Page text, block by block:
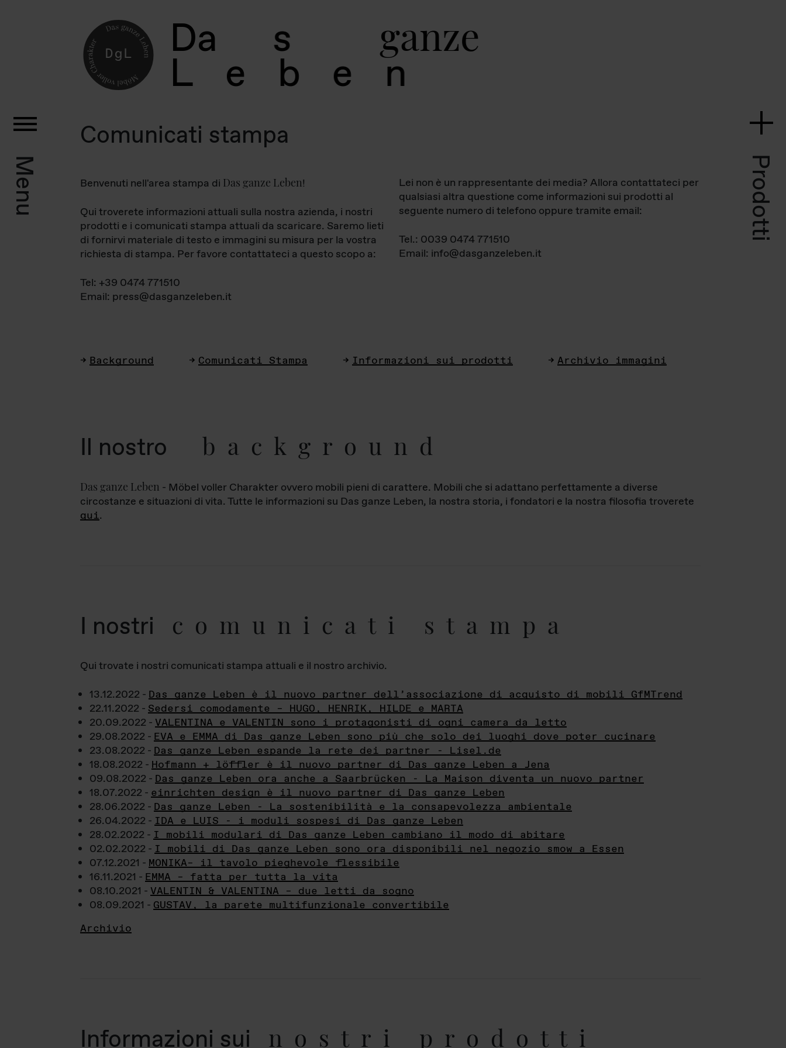
Da s ganz
L e b e
Menu Prodotti
Comunicati stampa
Benvenuti nell'area stampa di Das ganze Leben!
Qui troverete informazioni attuali sulla nostra azienda, i nostri
prodotti e i comunicati stampa attuali da scaricare. Saremo lieti
di fornirvi materiale di testo e immagini su misura per la vostra
richiesta di stampa. Per favore contattateci a questo scopo a:
Tel: +39 0474 771510
Email: press@dasganzeleben.it
Lei non è un rappresentante dei media? Allora contattateci per
qualsiasi altra questione come informazioni sui prodotti al
seguente numero di telefono oppure tramite email:
Tel.: 0039 0474 771510
Email: info@dasganzeleben.it
Background Comunicati Stampa Informazioni sui prodotti Archivio immagini
Il nostro background
Das ganze Leben - Möbel voller Charakter ovvero mobili pieni di carattere. Mobili che si adattano perfettamente a diverse
circostanze e situazioni di vita. Tutte le informazioni su Das ganze Leben, la nostra storia, i fondatori e la nostra filosofia troverete
qui.
I nostri comunicati stampa
Qui trovate i nostri comunicati stampa attuali e il nostro archivio.
13.12.2022 - Das ganze Leben è il nuovo partner dell’associazione di acquisto di mobili GfMTrend
22.11.2022 - Sedersi comodamente – HUGO, HENRIK, HILDE e MARTA
20.09.2022 - VALENTINA e VALENTIN sono i protagonisti di ogni camera da letto
29.08.2022 - EVA e EMMA di Das ganze Leben sono più che solo dei luoghi dove poter cucinare
23.08.2022 - Das ganze Leben espande la rete dei partner - Lisel.de
18.08.2022 - Hofmann + löffler è il nuovo partner di Das ganze Leben a Jena
09.08.2022 - Das ganze Leben ora anche a Saarbrücken - La Maison diventa un nuovo partner
18.07.2022 - einrichten design è il nuovo partner di Das ganze Leben
28.06.2022 - Das ganze Leben - La sostenibilità e la consapevolezza ambientale
26.04.2022 - IDA e LUIS - i moduli sospesi di Das ganze Leben
28.02.2022 - I mobili modulari di Das ganze Leben cambiano il modo di abitare
02.02.2022 - I mobili di Das ganze Leben sono ora disponibili nel negozio smow a Essen
07.12.2021 - MONIKA– il tavolo pieghevole flessibile
16.11.2021 - EMMA – fatta per tutta la vita
08.10.2021 - VALENTIN & VALENTINA – due letti da sogno
08.09.2021 - GUSTAV, la parete multifunzionale convertibile
Archivio
Informazioni sui nostri prodotti